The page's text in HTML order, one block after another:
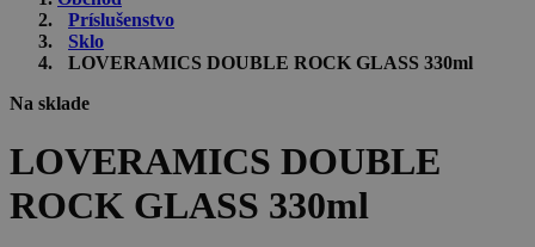
Príslušenstvo
Sklo
LOVERAMICS DOUBLE ROCK GLASS 330ml
Na sklade
LOVERAMICS DOUBLE
ROCK GLASS 330ml